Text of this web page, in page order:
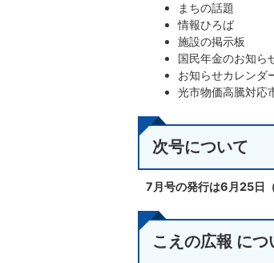
まちの話題
情報ひろば
施設の掲示板
国民年金のお知ら
お知らせカレンダ
光市物価高騰対応
次号について
7月号の発行は6月25日
こえの広報 につ